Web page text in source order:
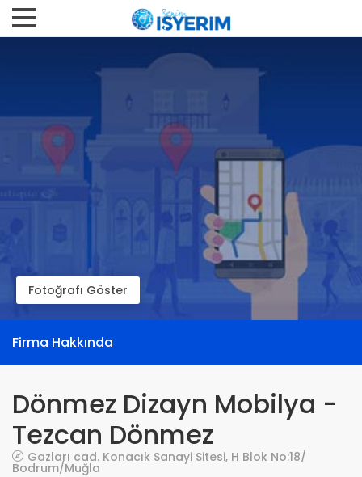
Fotoğrafı Göster
Firma Hakkında
Dönmez Dizayn Mobilya -
Tezcan Dönmez
Gazları cad. Konacık Sanayi Sitesi, H Blok No:18/
Bodrum/Muğla